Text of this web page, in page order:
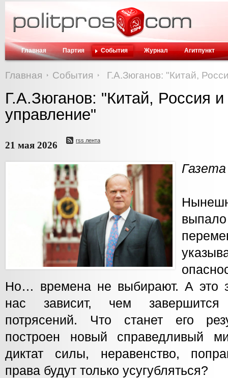
Главная Партия События Журнал Агитпункт
Главная События Г.А.Зюганов: "Китай,
Г.А.Зюганов: "Китай, Россия и
управление"
21 мая 2026 rss лента
Но… времена не выбирают. А это
нас зависит, чем
потрясений. Что станет его
построен новый справедливый
диктат силы, неравенство,
права будут только усугубляться?